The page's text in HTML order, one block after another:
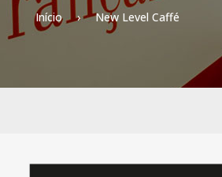
Início › New Level Caffé